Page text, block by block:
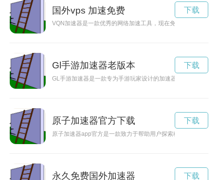
国外vps 加速免费
VQN加速器是一款优秀的网络加速工具，现在免费开放使用，
下载
Gl手游加速器老版本
GL手游加速器是一款专为手游玩家设计的加速器，能够有效提
下载
原子加速器官方下载
原子加速器app官方是一款致力于帮助用户探索科技世界的应
下载
永久免费国外加速器 下载